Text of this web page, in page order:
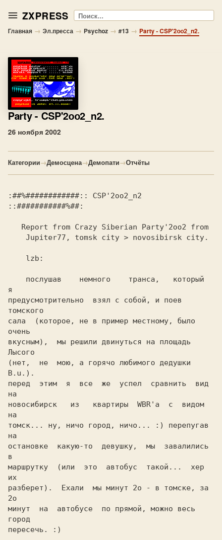
ZXPRESS Поиск
Главная → Эл.пресса → Psychoz → #13 → Party - CSP'2оо2_n2.
Party- CSP'2оо2_n2.
26 ноября 2002
Категории→Демосцена→Демопати→Отчёты
:##%############:: CSP'2оо2_n2
::###########%##:
я
предусмотрительно  взял с собой, и поев
томского
сала  (которое, не в пример местному, было
очень
вкусным),  мы решили двинуться на площадь
Лысого
(нет,  не  мою, а горячо любимого дедушки
В.u.).
перед  этим  я  все  же  успел  сравнить  вид
на
новосибирск   из   квартиры  WBR'а  с  видом
на
томск... ну, ничо город, ничо... :) перепугав
на
остановке  какую-то  девушку,  мы  завалились
в
маршрутку  (или  это  автобус  такой...  хер
их
разберет).  Ехали  мы минут 2о - в томске, за
2о
минут  на  автобусе  по прямой, можно весь
город
пересечь. :)